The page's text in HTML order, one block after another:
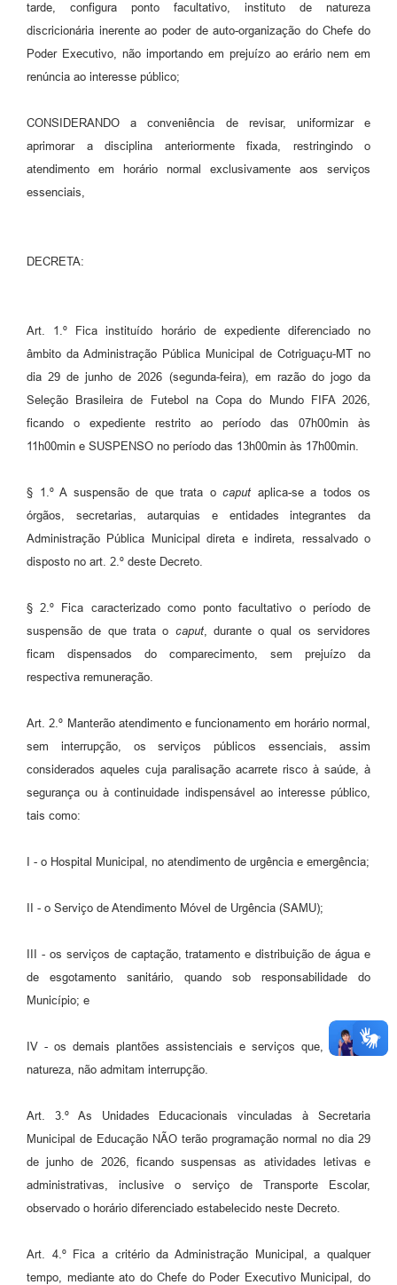
tarde, configura ponto facultativo, instituto de natureza
discricionária inerente ao poder de auto-organização do Chefe do
Poder Executivo, não importando em prejuízo ao erário nem em
renúncia ao interesse público;
CONSIDERANDO a conveniência de revisar, uniformizar e
aprimorar a disciplina anteriormente fixada, restringindo o
atendimento em horário normal exclusivamente aos serviços
essenciais,
DECRETA:
Art. 1.º Fica instituído horário de expediente diferenciado no
âmbito da Administração Pública Municipal de Cotriguaçu-MT no
dia 29 de junho de 2026 (segunda-feira), em razão do jogo da
Seleção Brasileira de Futebol na Copa do Mundo FIFA 2026,
ficando o expediente restrito ao período das 07h00min às
11h00min e SUSPENSO no período das 13h00min às 17h00min.
§ 1.º A suspensão de que trata o caput aplica-se a todos os
órgãos, secretarias, autarquias e entidades integrantes da
Administração Pública Municipal direta e indireta, ressalvado o
disposto no art. 2.º deste Decreto.
§ 2.º Fica caracterizado como ponto facultativo o período de
suspensão de que trata o caput, durante o qual os servidores
ficam dispensados do comparecimento, sem prejuízo da
respectiva remuneração.
Art. 2.º Manterão atendimento e funcionamento em horário normal,
sem interrupção, os serviços públicos essenciais, assim
considerados aqueles cuja paralisação acarrete risco à saúde, à
segurança ou à continuidade indispensável ao interesse público,
tais como:
I - o Hospital Municipal, no atendimento de urgência e emergência;
II - o Serviço de Atendimento Móvel de Urgência (SAMU);
III - os serviços de captação, tratamento e distribuição de água e
de esgotamento sanitário, quando sob responsabilidade do
Município; e
IV - os demais plantões assistenciais e serviços que, por sua
natureza, não admitam interrupção.
Art. 3.º As Unidades Educacionais vinculadas à Secretaria
Municipal de Educação NÃO terão programação normal no dia 29
de junho de 2026, ficando suspensas as atividades letivas e
administrativas, inclusive o serviço de Transporte Escolar,
observado o horário diferenciado estabelecido neste Decreto.
Art. 4.º Fica a critério da Administração Municipal, a qualquer
tempo, mediante ato do Chefe do Poder Executivo Municipal, do